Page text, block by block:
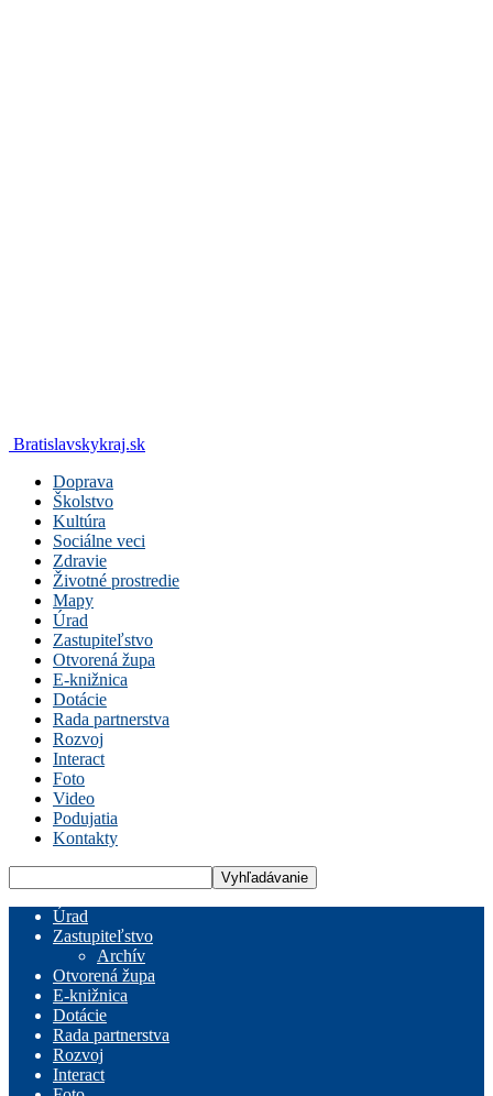
Bratislavskykraj.sk
Doprava
Školstvo
Kultúra
Sociálne veci
Zdravie
Životné prostredie
Mapy
Úrad
Zastupiteľstvo
Otvorená župa
E-knižnica
Dotácie
Rada partnerstva
Rozvoj
Interact
Foto
Video
Podujatia
Kontakty
Úrad
Zastupiteľstvo
Archív
Otvorená župa
E-knižnica
Dotácie
Rada partnerstva
Rozvoj
Interact